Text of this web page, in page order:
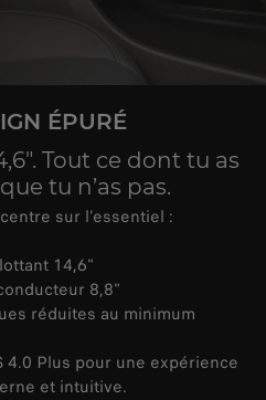
ÉPURÉ
Tout ce dont tu as
tu n’as pas.
sur l’essentiel :
14,6"
8,8"
réduites au minimum
4.0 Plus pour une expérience
et intuitive.